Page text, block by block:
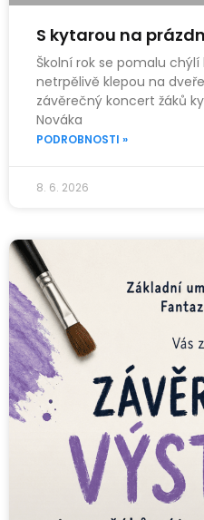
S kytarou na
Školní rok se pomalu
netrpělivě klepou na
závěrečný koncert žáků
Nováka
PODROBNOSTI »
8. 6. 2026